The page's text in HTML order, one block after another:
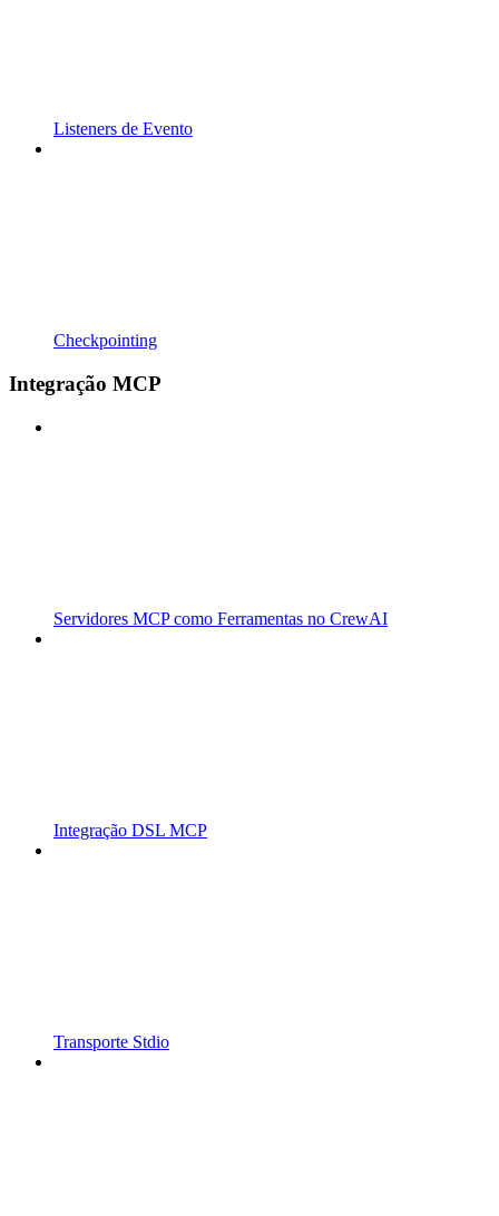
Listeners de Evento
Checkpointing
Integração MCP
Servidores MCP como Ferramentas no CrewAI
Integração DSL MCP
Transporte Stdio